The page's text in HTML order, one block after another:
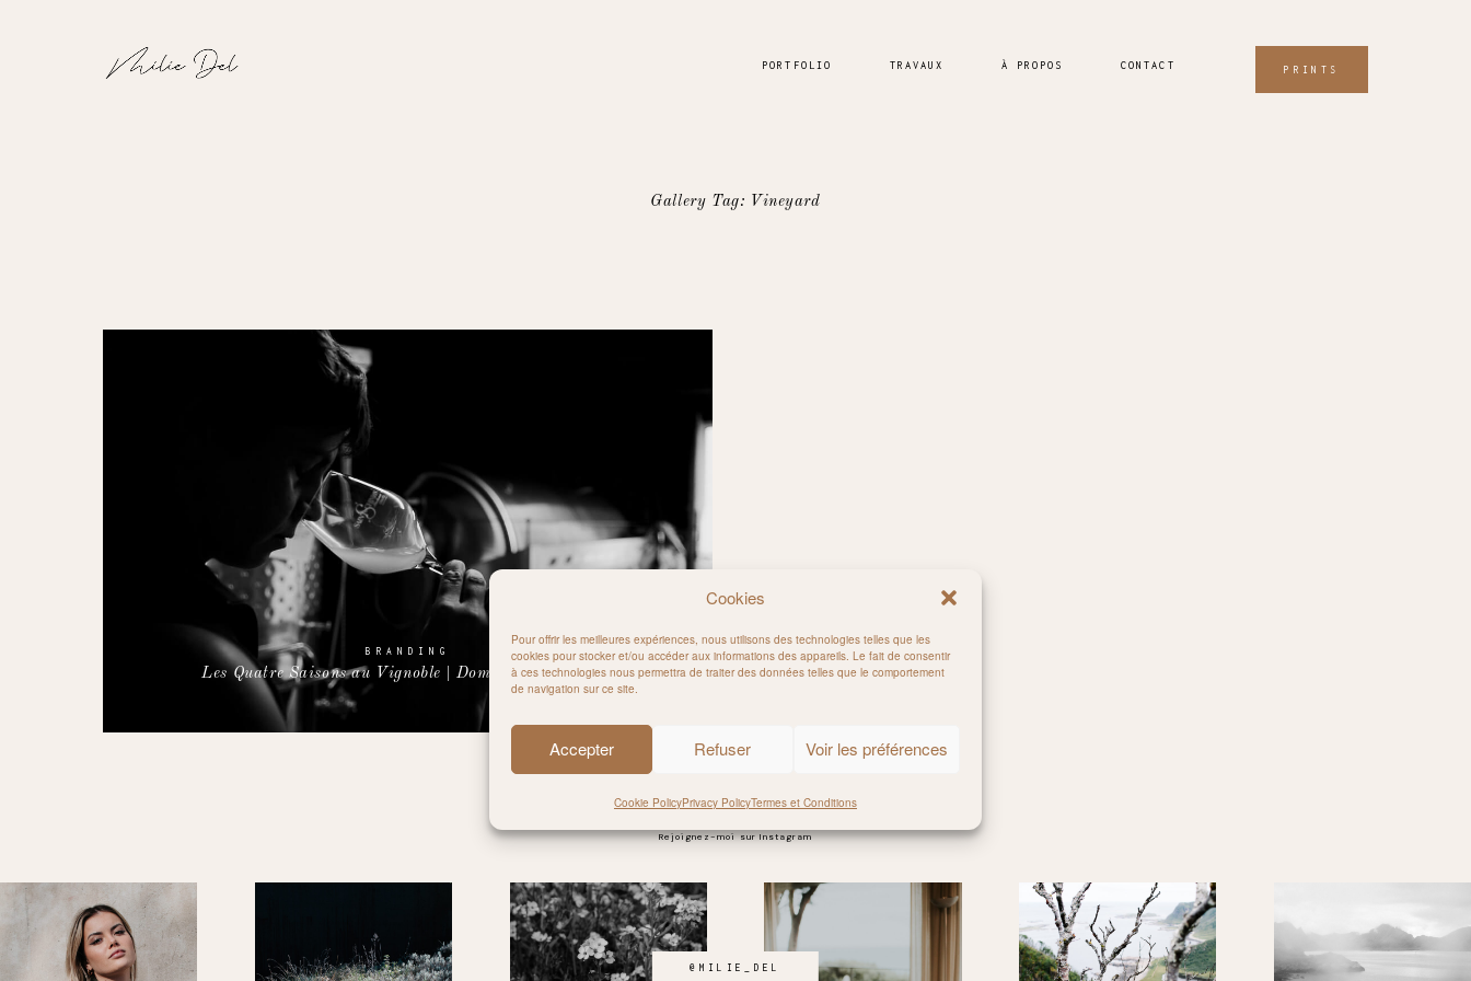
Cookies
Pour offrir les meilleures expériences, nous utilisons des technologies telles que les
cookies pour stocker et/ou accéder aux informations des appareils. Le fait de consentir
à ces technologies nous permettra de traiter des données telles que le comportement
de navigation sur ce site.
Accepter Refuser Voir les préférences
Cookie PolicyPrivacy PolicyTermes et Conditions
PORTFOLIO TRAVAUX À PROPOS CONTACT PRINTS
Gallery Tag: Vineyard
BRANDING
Les Quatre Saisons au Vignoble | Domaine La Lauzeta
Rejoignez-moi sur Instagram
@MILIE_DEL